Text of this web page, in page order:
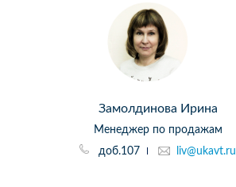
Замолдинова Ирина
Менеджер по продажам
доб.107
liv@ukavt.ru